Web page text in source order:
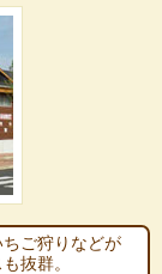
ご狩りなどが
抜群。